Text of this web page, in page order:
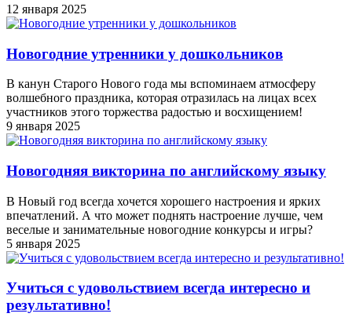
12 января 2025
Новогодние утренники у дошкольников
В канун Старого Нового года мы вспоминаем атмосферу
волшебного праздника, которая отразилась на лицах всех
участников этого торжества радостью и восхищением!
9 января 2025
Новогодняя викторина по английскому языку
В Новый год всегда хочется хорошего настроения и ярких
впечатлений. А что может поднять настроение лучше, чем
веселые и занимательные новогодние конкурсы и игры?
5 января 2025
Учиться с удовольствием всегда интересно и
результативно!